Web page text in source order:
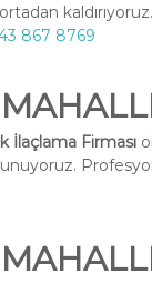
867 8769
İlaçlama Firması